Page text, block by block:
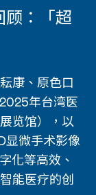
顾：「超
康、原色口
年台湾医
览馆），以
显微手术影像
化等高效、
能医疗的创